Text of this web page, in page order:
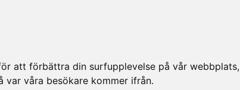
att förbättra din surfupplevelse på vår
våra besökare kommer ifrån.